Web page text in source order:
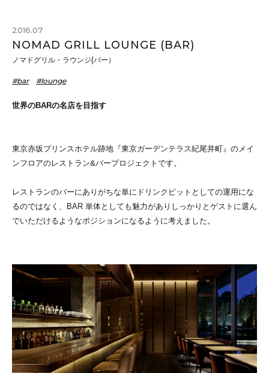
2016.07
NOMAD GRILL LOUNGE (BAR)
ノマドグリル・ラウンジ(バー）
#bar #lounge
世界のBARの名店を目指す
東京赤坂プリンスホテル跡地『東京ガーデンテラス紀尾井町』のメイ
ンフロアのレストラン&バープロジェクトです。
レストランのバーにありがちな単にドリンクピットとしての運用にな
るのではなく、BAR 単体としても魅力がありしっかりとゲストに選ん
でいただけるようなポジションになるように考えました。